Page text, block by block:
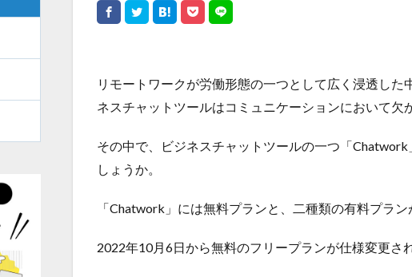
リモートワークが労働形態の一つとして広く浸透し
ネスチャットツールはコミュニケーションにおいて欠
その中で、ビジネスチャットツールの一つ「
しょうか。
「Chatwork」には無料プランと、二種類の有料プラン
2022年10月6日から無料のフリープランが仕様変更さ